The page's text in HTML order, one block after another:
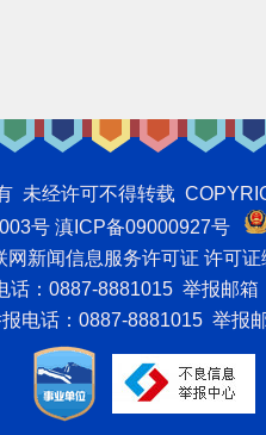
经许可不得转载
号 滇ICP备09000927号
网新闻信息服务许可证 许可
话：0887-8881015 举报邮箱
电话：0887-8881015 举报